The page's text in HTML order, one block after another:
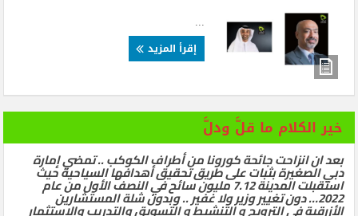
إقرأ المزيد
خير الكلام ما قلَّ ودلَّ
بعد ان انزاحت جائحة كورونا من أطراف الكوكب .. تمضي إمارة
دبي الصغيرة بثبات على طريق تحقيق أهدافها السياحية حيث
استقبلت المدينة 7.12 مليون سائح في النصف الأول من عام
2022… دون تغيير وزير ولا غفير .. وبدون شلة المستشارين
الأزرقية في الترويج و التنشيط و التسويق والتدريب والاستثمار